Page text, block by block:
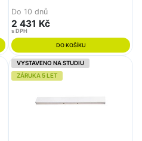
Do 10 dnů
2 431 Kč
s DPH
DO KOŠÍKU
VYSTAVENO NA STUDIU
ZÁRUKA 5 LET